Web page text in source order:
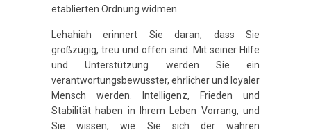
etablierten Ordnung widmen.
Lehahiah erinnert Sie daran, dass Sie
großzügig, treu und offen sind. Mit seiner Hilfe
und Unterstützung werden Sie ein
verantwortungsbewusster, ehrlicher und loyaler
Mensch werden. Intelligenz, Frieden und
Stabilität haben in Ihrem Leben Vorrang, und
Sie wissen, wie Sie sich der wahren